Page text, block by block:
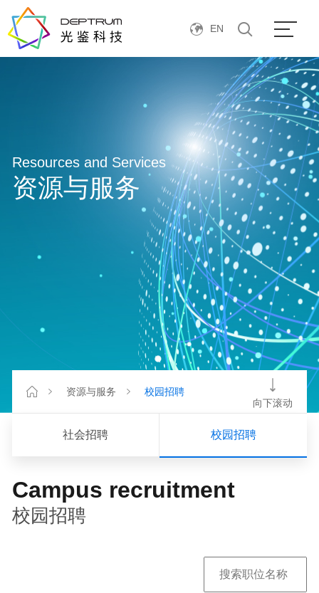
EN
Resources and Services
资源与服务
资源与服务 校园招聘
社会招聘 校园招聘
向下滚动
Campus recruitment
校园招聘